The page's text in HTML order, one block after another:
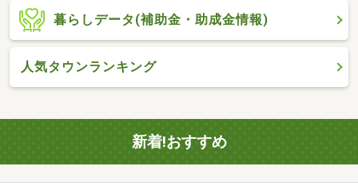
暮らしデータ(補助金・助成金情報)
人気タウンランキング
新着!おすすめ